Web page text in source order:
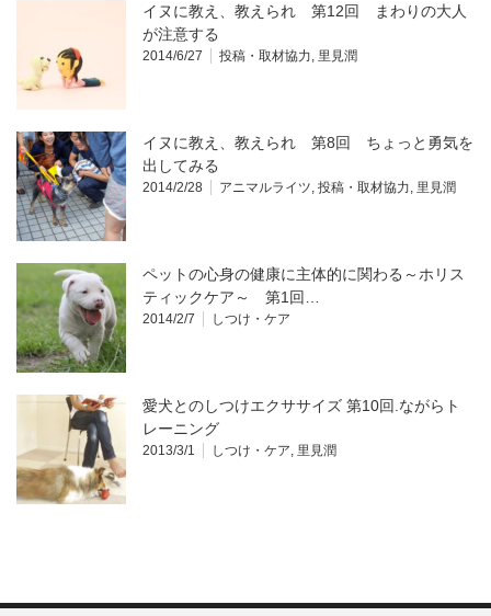
イヌに教え、教えられ 第12回 まわりの大人
が注意する
2014/6/27 投稿・取材協力 里見潤
イヌに教え、教えられ 第8回 ちょっと勇気を
出してみる
2014/2/28 アニマルライツ 投稿・取材協力 里見潤
ペットの心身の健康に主体的に関わる～ホリス
ティックケア～ 第1回…
2014/2/7 しつけ・ケア
愛犬とのしつけエクササイズ 第10回.ながらト
レーニング
2013/3/1 しつけ・ケア 里見潤